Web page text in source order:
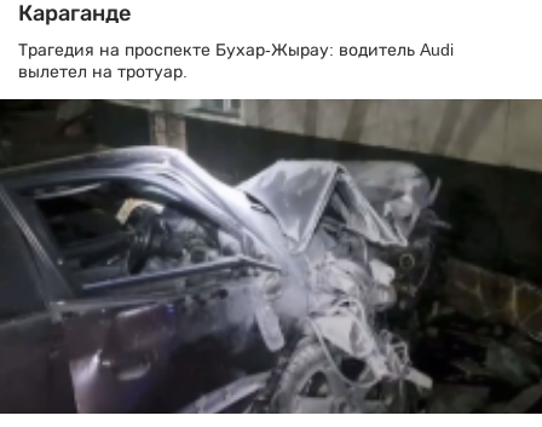
Караганде
Трагедия на проспекте Бухар-Жырау: водитель Audi
вылетел на тротуар.